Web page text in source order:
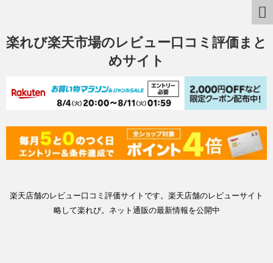
楽れび楽天市場のレビュー口コミ評価まと
めサイト
楽天店舗のレビュー口コミ評価サイトです。楽天店舗のレビューサイト
略して楽れび。ネット通販の最新情報を公開中